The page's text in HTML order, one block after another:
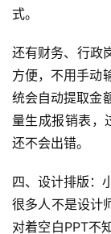
营
记
录
经
验
教
程
式。
还有财务、行政
方便，不用手动
统会自动提取金
量生成报销表，
还不会出错。
四、设计排版：
很多人不是设计
对着空白PPT不